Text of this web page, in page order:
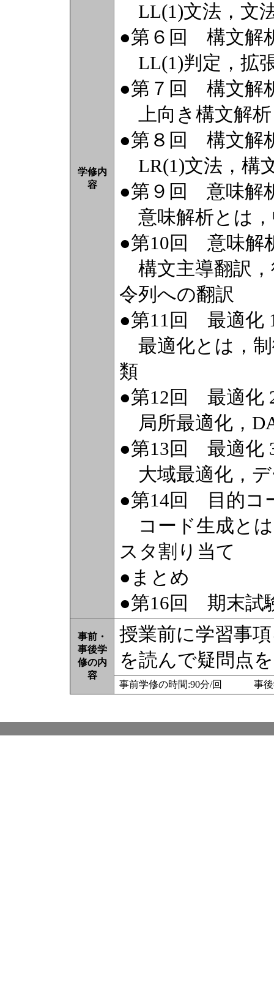
学修内
容
LL(1)文法，文
●第６回 構文解
LL(1)判定，拡
●第７回 構文解
上向き構文解
●第８回 構文解
LR(1)文法，構
●第９回 意味解
意味解析とは
●第10回 意味解
構文主導翻訳，
令列への翻訳
●第11回 最適化
最適化とは，
類
●第12回 最適化
局所最適化，
●第13回 最適化
大域最適化，
●第14回 目的コ
コード生成と
スタ割り当て
●まとめ
●第16回 期末試
事前・
事後学
修の内
容
授業前に学習事
を読んで疑問点
事前学修の時間:90分/回 事後